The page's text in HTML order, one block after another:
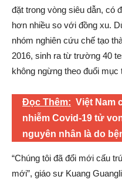
đặt trong vòng siêu dẫn, có
hơn nhiều so với đồng xu.
nhóm nghiên cứu chế tạo
2016, sinh ra từ trường 40
không ngừng theo đuổi
Đọc Thêm: Việt Nam
nhiễm Covid-19 tử
nguyên nhân là do
“Chúng tôi đã đổi mới cấu
mới”, giáo sư Kuang